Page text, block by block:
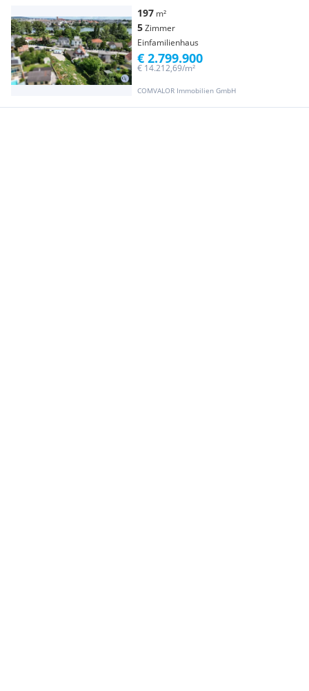
197 m²
5Zimmer
Einfamilienhaus
COMVALOR Immobilien GmbH
€ 14.212,69/m²
€ 2.799.900